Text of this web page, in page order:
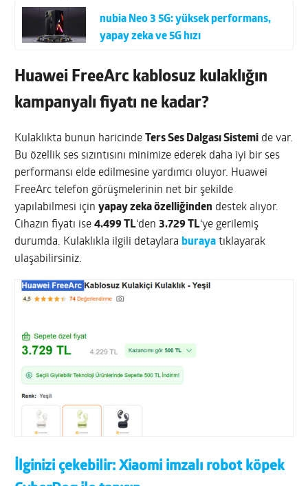
nubia Neo 3 5G: yüksek performans,
yapay zeka ve 5G hızı
Huawei FreeArc kablosuz kulaklığın
kampanyalı fiyatı ne kadar?
Kulaklıkta bunun haricinde Ters Ses Dalgası Sistemi de var.
Bu özellik ses sızıntısını minimize ederek daha iyi bir ses
performansı elde edilmesine yardımcı oluyor. Huawei
FreeArc telefon görüşmelerinin net bir şekilde
yapılabilmesi içinyapay zeka özelliğinden destek alıyor.
Cihazın fiyatı ise4.499 TL‘den3.729 TL‘ye gerilemiş
durumda. Kulaklıkla ilgili detaylara buraya tıklayarak
ulaşabilirsiniz.
İlginizi çekebilir:Xiaomi imzalı robot köpek